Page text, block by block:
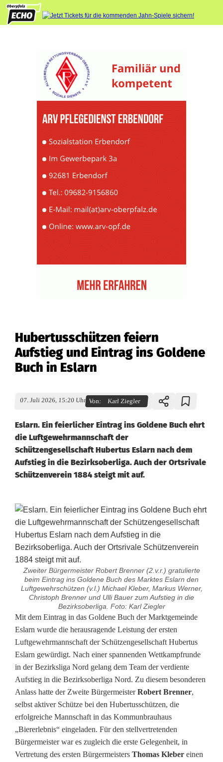
Hubertusschützen feiern
Aufstieg und Eintrag ins Goldene
Buch in Eslarn
07. Juli 2026, 15:20 Uhr Von: Karl Ziegler
Eslarn. Ein feierlicher Eintrag ins Goldene Buch ehrt
die Luftgewehrmannschaft der
Schützengesellschaft Hubertus Eslarn nach dem
Aufstieg in die Bezirksoberliga. Auch der Ortsrivale
Schützenverein 1884 steigt mit auf.
Zweiter Bürgermeister Robert Brenner (2.v.r.) gratulierte
beim Eintrag ins Goldene Buch des Marktes Eslarn den
Luftgewehrschützen (v.l.) Michael Kleber, Markus Werner,
Christoph Brenner und Ulli Bauer zum Aufstieg in die
Bezirksoberliga. Foto: Karl Ziegler
H
u
b
e
r
t
u
s
Mit dem Eintrag in das Goldene Buch der Marktgemeinde
Eslarn wurde die herausragende Leistung der ersten
Luftgewehrmannschaft der Schützengesellschaft Hubertus
Eslarn gewürdigt. Nach einer spannenden Wettkampfrunde
in der Bezirksliga Nord gelang dem Team der verdiente
Aufstieg in die Bezirksoberliga Nord. Zu diesem besonderen
Anlass hatte der Zweite BürgermeisterRobert Brenner,
selbst aktiver Schütze bei den Hubertusschützen, die
erfolgreiche Mannschaft in das Kommunbrauhaus
„Biererlebnis“ eingeladen. Für den stellvertretenden
Bürgermeister war es zugleich die erste Gelegenheit, in
Vertretung des ersten Bürgermeisters Thomas Kleber einen